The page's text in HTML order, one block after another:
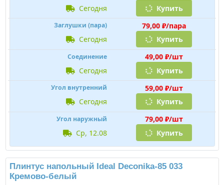
сегодня
Купить
Заглушки (пара)
79,00 ₽/пара
сегодня
Купить
Соединение
49,00 ₽/шт
сегодня
Купить
Угол внутренний
59,00 ₽/шт
сегодня
Купить
Угол наружный
79,00 ₽/шт
ср, 12.08
Купить
Плинтус напольный Ideal Deconika-85 033
Кремово-белый